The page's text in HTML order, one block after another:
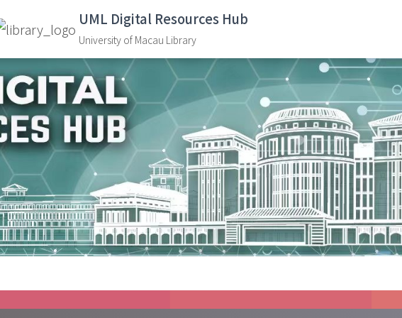
UML Digital Resources Hub
University of Macau Library